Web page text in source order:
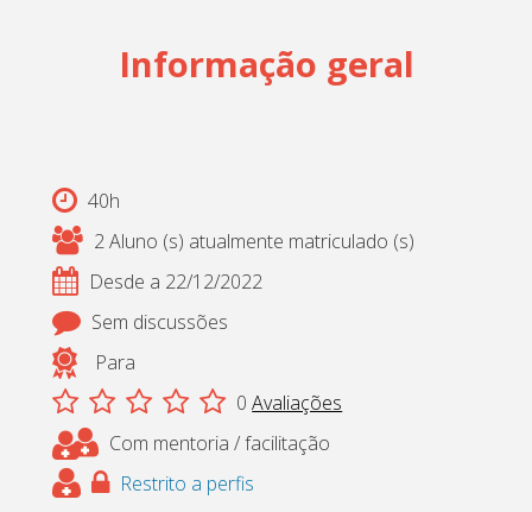
pt_br
Informação geral
40h
2 Aluno (s) atualmente matriculado (s)
Desde a 22/12/2022
Sem discussões
Para
0 Avaliações
Com mentoria / facilitação
Restrito a perfis